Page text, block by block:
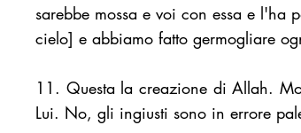
sarebbe mossa e voi con essa e l'ha
cielo] e abbiamo fatto germogliare
11. Questa la creazione di Allah.
Lui. No, gli ingiusti sono in errore